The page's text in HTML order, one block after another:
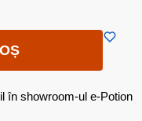
în showroom-ul e-Potion